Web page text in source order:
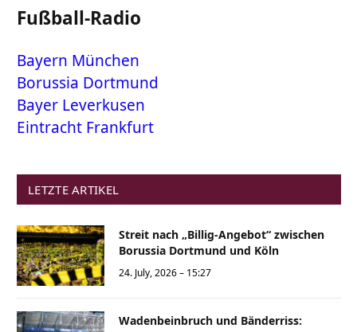
Fußball-Radio
Bayern München
Borussia Dortmund
Bayer Leverkusen
Eintracht Frankfurt
LETZTE ARTIKEL
Streit nach „Billig-Angebot“ zwischen
Borussia Dortmund und Köln
24. July, 2026 – 15:27
Wadenbeinbruch und Bänderriss: